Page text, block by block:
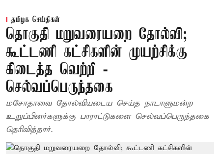
தமிழக செய்திகள்
தொகுதி மறுவரையறை தோல்வி;
கூட்டணி கட்சிகளின் முயற்சிக்கு
கிடைத்த வெற்றி -
செல்வப்பெருந்தகை
மசோதாவை தோல்வியடைய செய்த நாடாளுமன்ற
உறுப்பினர்களுக்கு பாராட்டுகளை செல்வப்பெருந்தகை
தெரிவித்தார்.